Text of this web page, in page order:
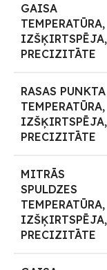
GAISA
TEMPERATŪRA,
IZŠĶIRTSPĒJA,
PRECIZITĀTE
RASAS PUNKTA
TEMPERATŪRA,
IZŠĶIRTSPĒJA,
PRECIZITĀTE
MITRĀS
SPULDZES
TEMPERATŪRA,
IZŠĶIRTSPĒJA,
PRECIZITĀTE